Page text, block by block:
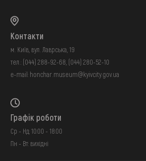
Контакти
м. Київ, вул. Лаврська, 19
тел.: (044) 288-92-68 (044) 280-52-10
e-mail: honchar.museum@kyivcity.gov.ua
Графік роботи
Ср - Нд: 10:00 - 18:00
Пн - Вт: вихідні